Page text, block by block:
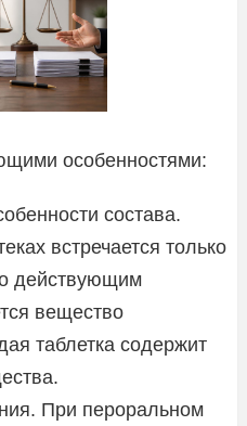
особенностями:
состава.
встречается только
действующим
вещество
таблетка содержит
При пероральном